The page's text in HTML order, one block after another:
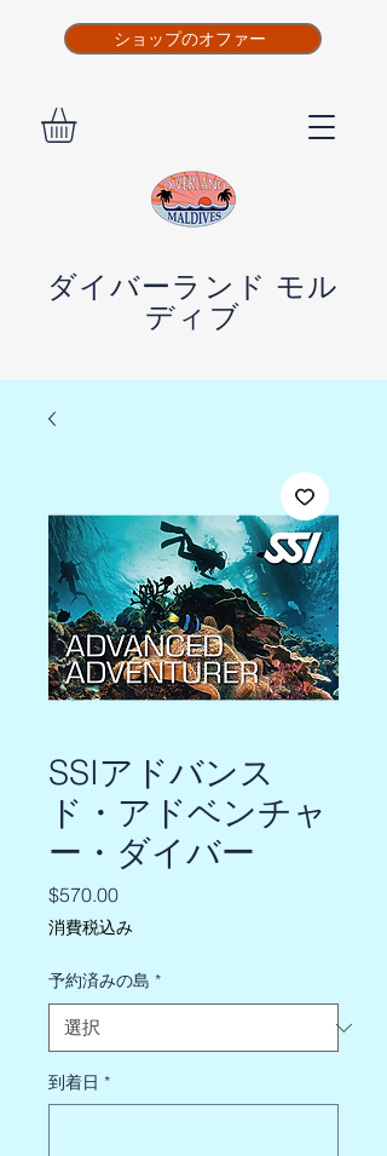
ダイバーランド モル
ディブ
ショップのオファー
SSIアドバンス
ド・アドベンチャ
ー・ダイバー
$570.00価
格
消費税込み
予約済みの島 *
到着日 *